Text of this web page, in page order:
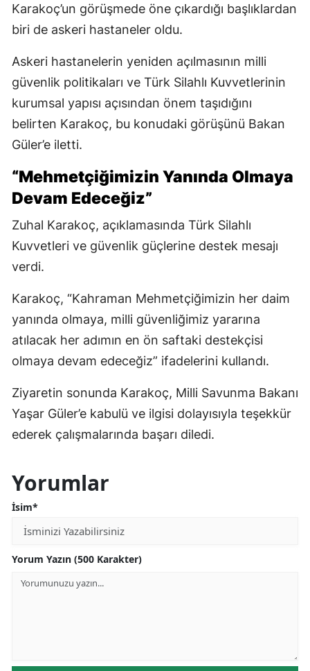
Karakoç’un görüşmede öne çıkardığı başlıklardan
biri de askeri hastaneler oldu.
Askeri hastanelerin yeniden açılmasının milli
güvenlik politikaları ve Türk Silahlı Kuvvetlerinin
kurumsal yapısı açısından önem taşıdığını
belirten Karakoç, bu konudaki görüşünü Bakan
Güler’e iletti.
“Mehmetçiğimizin Yanında Olmaya
Devam Edeceğiz”
Zuhal Karakoç, açıklamasında Türk Silahlı
Kuvvetleri ve güvenlik güçlerine destek mesajı
verdi.
Karakoç, “Kahraman Mehmetçiğimizin her daim
yanında olmaya, milli güvenliğimiz yararına
atılacak her adımın en ön saftaki destekçisi
olmaya devam edeceğiz” ifadelerini kullandı.
Ziyaretin sonunda Karakoç, Milli Savunma Bakanı
Yaşar Güler’e kabulü ve ilgisi dolayısıyla teşekkür
ederek çalışmalarında başarı diledi.
Yorumlar
İsim*
Yorum Yazın (500 Karakter)